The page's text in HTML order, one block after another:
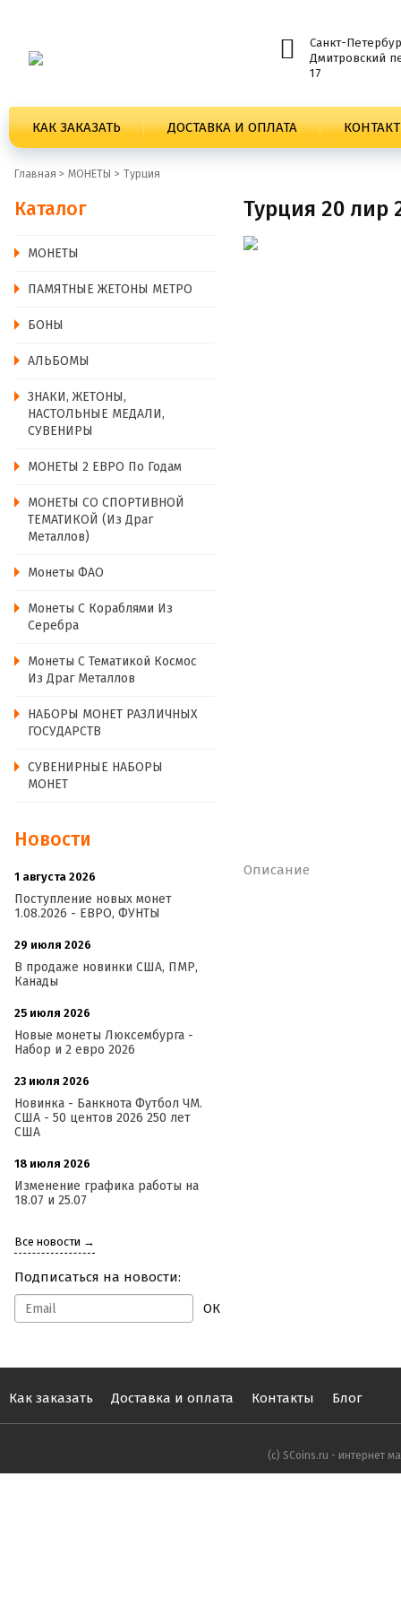
Санкт-
Дмитровский
17
КАК ЗАКАЗАТЬ ДОСТАВКА И ОПЛАТА
Главная > MОНЕТЫ Турция
Каталог
MОНЕТЫ
ПАМЯТНЫЕ ЖЕТОНЫ МЕТРО
БОНЫ
АЛЬБОМЫ
ЗНАКИ, ЖЕТОНЫ,
НАСТОЛЬНЫЕ МЕДАЛИ,
СУВЕНИРЫ
МОНЕТЫ 2 ЕВРО По Годам
МОНЕТЫ СО СПОРТИВНОЙ
ТЕМАТИКОЙ (из Драг
Металлов)
Монеты ФАО
Монеты С Кораблями Из
Серебра
Монеты С Тематикой Космос
Из Драг Металлов
НАБОРЫ МОНЕТ РАЗЛИЧНЫХ
ГОСУДАРСТВ
СУВЕНИРНЫЕ НАБОРЫ
МОНЕТ
Новости
1 августа 2026
Поступление новых монет
1.08.2026 - ЕВРО, ФУНТЫ
29 июля 2026
В продаже новинки США, ПМР,
Канады
25 июля 2026
Новые монеты Люксембурга -
Набор и 2 евро 2026
23 июля 2026
Новинка - Банкнота Футбол ЧМ.
США - 50 центов 2026 250 лет
США
18 июля 2026
Изменение графика работы на
18.07 и 25.07
Все новости →
Подписаться на новости:
ОК
Турция 20 лир
Описание
Как заказать Доставка и оплата Контакты Блог
(с) SCoins.ru - интернет